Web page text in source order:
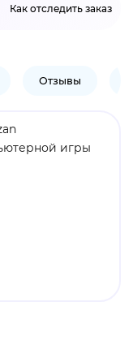
Как отследить заказ
Отзывы
игры